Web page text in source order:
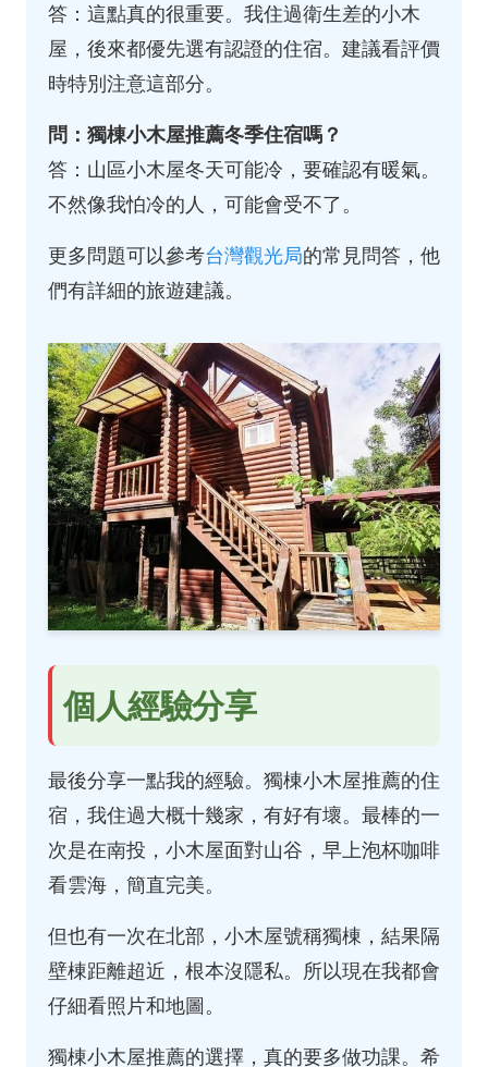
答：這點真的很重要。我住過衛生差的小木
屋，後來都優先選有認證的住宿。建議看評價
時特別注意這部分。
問：獨棟小木屋推薦冬季住宿嗎？
答：山區小木屋冬天可能冷，要確認有暖氣。
不然像我怕冷的人，可能會受不了。
更多問題可以參考台灣觀光局的常見問答，他
們有詳細的旅遊建議。
個人經驗分享
最後分享一點我的經驗。獨棟小木屋推薦的住
宿，我住過大概十幾家，有好有壞。最棒的一
次是在南投，小木屋面對山谷，早上泡杯咖啡
看雲海，簡直完美。
但也有一次在北部，小木屋號稱獨棟，結果隔
壁棟距離超近，根本沒隱私。所以現在我都會
仔細看照片和地圖。
獨棟小木屋推薦的選擇，真的要多做功課。希